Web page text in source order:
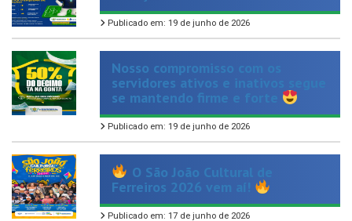
Nosso compromisso com os
servidores ativos e inativos segue
se mantendo firme e forte
Publicado em: 19 de junho de 2026
O São João Cultural de
Ferreiros 2026 vem aí!
Publicado em: 17 de junho de 2026